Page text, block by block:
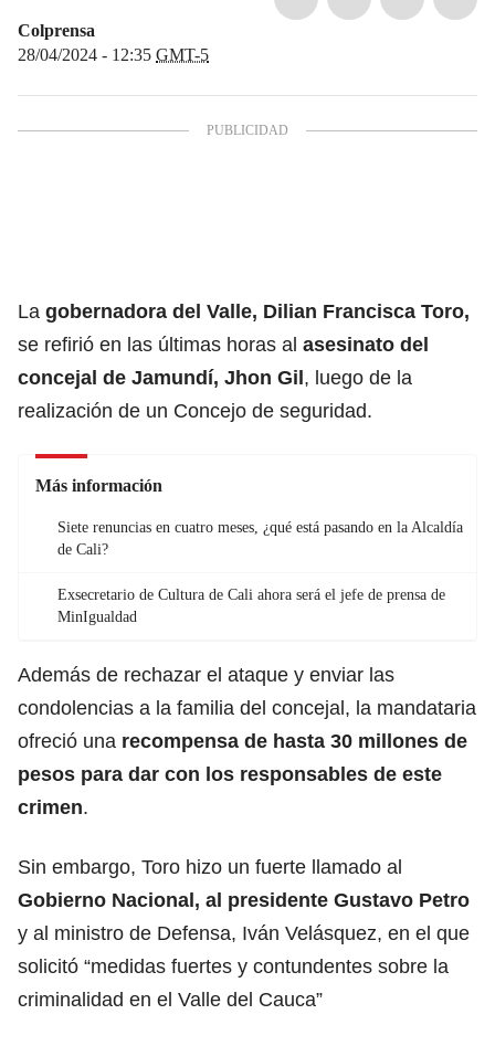
Colprensa
28/04/2024 - 12:35 GMT-5
La gobernadora del Valle, Dilian Francisca Toro,
se refirió en las últimas horas al asesinato del
concejal de Jamundí, Jhon Gil, luego de la
realización de un Concejo de seguridad.
Más información
Siete renuncias en cuatro meses, ¿qué está pasando en la Alcaldía
de Cali?
Exsecretario de Cultura de Cali ahora será el jefe de prensa de
MinIgualdad
Además de rechazar el ataque y enviar las
condolencias a la familia del concejal, la mandataria
ofreció una recompensa de hasta 30 millones de
pesos para dar con los responsables de este
crimen.
Sin embargo, Toro hizo un fuerte llamado al
Gobierno Nacional, al presidente Gustavo Petro
y al ministro de Defensa, Iván Velásquez, en el que
solicitó “medidas fuertes y contundentes sobre la
criminalidad en el Valle del Cauca”